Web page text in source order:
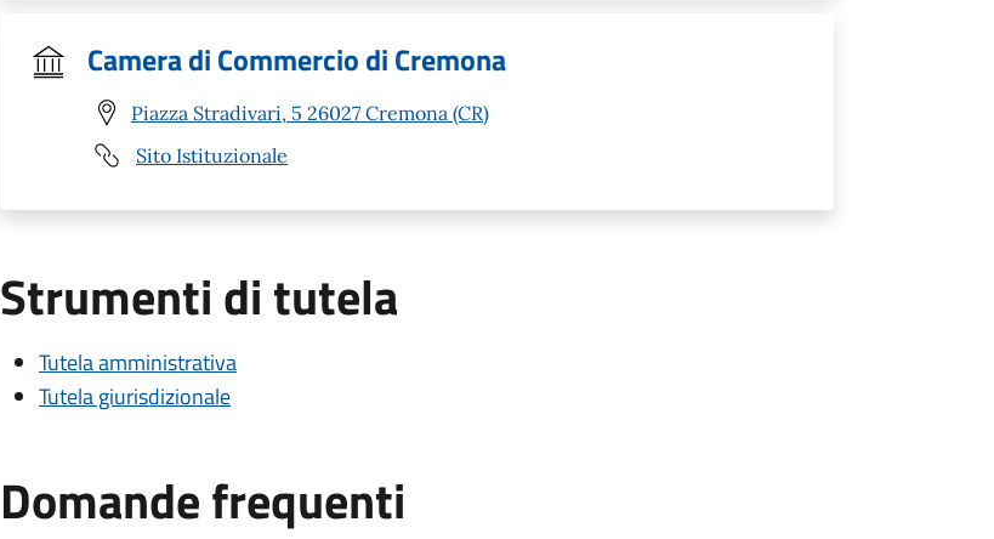
Camera di Commercio di Cremona
Piazza Stradivari, 5 26027 Cremona (CR)
Sito Istituzionale
Strumenti di tutela
Tutela amministrativa
Tutela giurisdizionale
Domande frequenti